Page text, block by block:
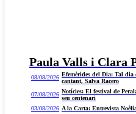
Paula Valls i Clara
08/08/2026 Efemèrides del Dia: Tal
cantant, Salva Racero
07/08/2026 Notícies: El festival de
seu centenari
03/08/2026 A la Carta: Entrevista